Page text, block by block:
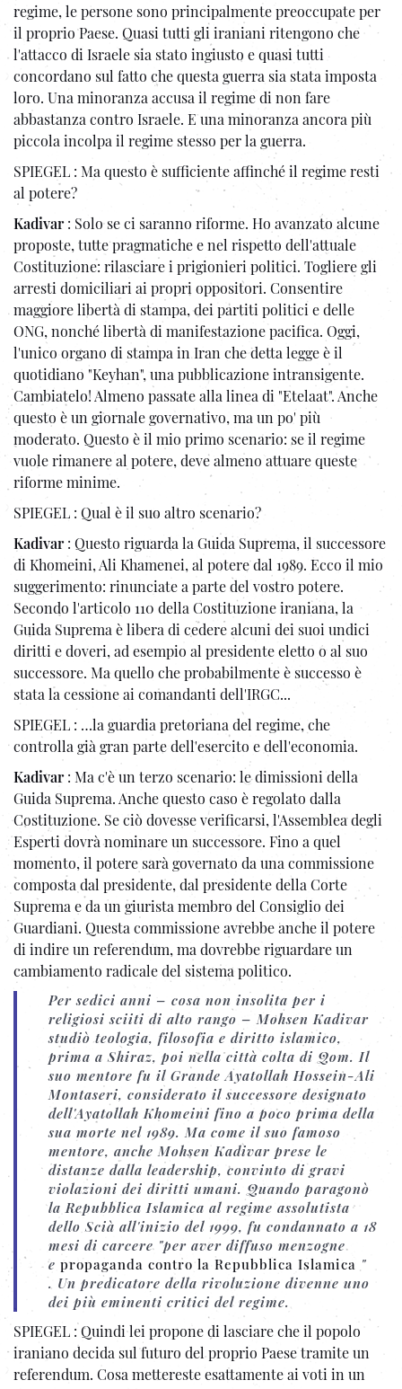
regime, le persone sono principalmente preoccupate per
il proprio Paese. Quasi tutti gli iraniani ritengono che
l'attacco di Israele sia stato ingiusto e quasi tutti
concordano sul fatto che questa guerra sia stata imposta
loro. Una minoranza accusa il regime di non fare
abbastanza contro Israele. E una minoranza ancora più
piccola incolpa il regime stesso per la guerra.
SPIEGEL : Ma questo è sufficiente affinché il regime resti
al potere?
Kadivar: Solo se ci saranno riforme. Ho avanzato alcune
proposte, tutte pragmatiche e nel rispetto dell'attuale
Costituzione: rilasciare i prigionieri politici. Togliere gli
arresti domiciliari ai propri oppositori. Consentire
maggiore libertà di stampa, dei partiti politici e delle
ONG, nonché libertà di manifestazione pacifica. Oggi,
l'unico organo di stampa in Iran che detta legge è il
quotidiano "Keyhan", una pubblicazione intransigente.
Cambiatelo! Almeno passate alla linea di "Etelaat". Anche
questo è un giornale governativo, ma un po' più
moderato. Questo è il mio primo scenario: se il regime
vuole rimanere al potere, deve almeno attuare queste
riforme minime.
SPIEGEL : Qual è il suo altro scenario?
Kadivar: Questo riguarda la Guida Suprema, il successore
di Khomeini, Ali Khamenei, al potere dal 1989. Ecco il mio
suggerimento: rinunciate a parte del vostro potere.
Secondo l'articolo 110 della Costituzione iraniana, la
Guida Suprema è libera di cedere alcuni dei suoi undici
diritti e doveri, ad esempio al presidente eletto o al suo
successore. Ma quello che probabilmente è successo è
stata la cessione ai comandanti dell'IRGC...
SPIEGEL : …la guardia pretoriana del regime, che
controlla già gran parte dell'esercito e dell'economia.
Kadivar: Ma c'è un terzo scenario: le dimissioni della
Guida Suprema. Anche questo caso è regolato dalla
Costituzione. Se ciò dovesse verificarsi, l'Assemblea degli
Esperti dovrà nominare un successore. Fino a quel
momento, il potere sarà governato da una commissione
composta dal presidente, dal presidente della Corte
Suprema e da un giurista membro del Consiglio dei
Guardiani. Questa commissione avrebbe anche il potere
di indire un referendum, ma dovrebbe riguardare un
cambiamento radicale del sistema politico.
Per sedici anni – cosa non insolita per i
religiosi sciiti di alto rango – Mohsen Kadivar
studiò teologia, filosofia e diritto islamico,
prima a Shiraz, poi nella città colta di Qom. Il
suo mentore fu il Grande Ayatollah Hossein-Ali
Montaseri, considerato il successore designato
dell'Ayatollah Khomeini fino a poco prima della
sua morte nel 1989. Ma come il suo famoso
mentore, anche Mohsen Kadivar prese le
distanze dalla leadership, convinto di gravi
violazioni dei diritti umani. Quando paragonò
la Repubblica Islamica al regime assolutista
dello Scià all'inizio del 1999, fu condannato a 18
mesi di carcere "per aver diffuso menzogne ​​
e propaganda contro la Repubblica Islamica "
. Un predicatore della rivoluzione divenne uno
dei più eminenti critici del regime.
SPIEGEL : Quindi lei propone di lasciare che il popolo
iraniano decida sul futuro del proprio Paese tramite un
referendum. Cosa mettereste esattamente ai voti in un